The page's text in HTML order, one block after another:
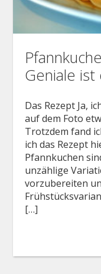
Geniale ist
Das Rezept Ja,
auf dem Foto
Trotzdem fand
ich das Rezept
Pfannkuchen
unzählige
vorzubereiten
[…]